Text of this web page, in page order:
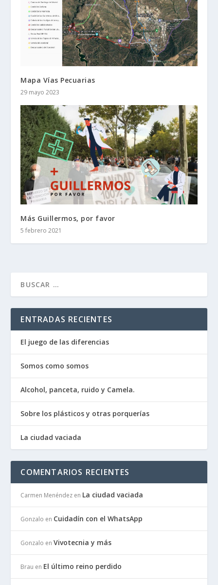
Mapa Vías Pecuarias
29 mayo 2023
Más Guillermos, por favor
5 febrero 2021
ENTRADAS RECIENTES
El juego de las diferencias
Somos como somos
Alcohol, panceta, ruido y Camela.
Sobre los plásticos y otras porquerías
La ciudad vaciada
COMENTARIOS RECIENTES
Carmen Menéndez en La ciudad vaciada
Gonzalo en Cuidadín con el WhatsApp
Gonzalo enVivotecnia y más
Brau en El último reino perdido